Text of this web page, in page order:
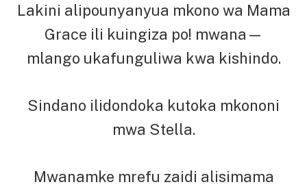
Lakini alipounyanyua mkono wa Mama
Grace ili kuingiza po! mwana—
mlango ukafunguliwa kwa kishindo.
Sindano ilidondoka kutoka mkononi
mwa Stella.
Mwanamke mrefu zaidi alisimama